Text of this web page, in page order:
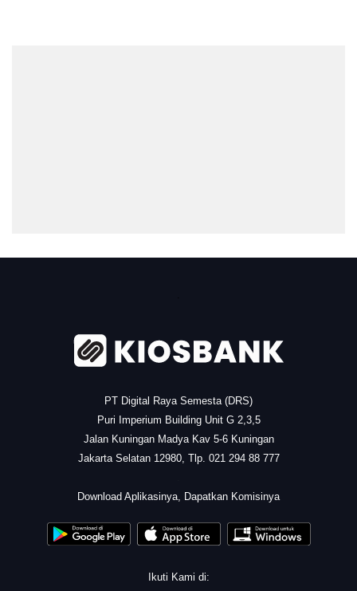
PT Digital Raya Semesta (DRS)
Puri Imperium Building Unit G 2,3,5
Jalan Kuningan Madya Kav 5-6 Kuningan
Jakarta Selatan 12980, Tlp. 021 294 88 777
Download Aplikasinya, Dapatkan Komisinya
Ikuti Kami di: